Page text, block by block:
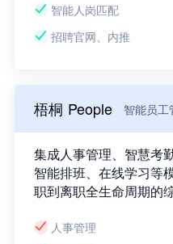
智能人岗匹配
招聘官网、内推
梧桐 People 智能员工
集成人事管理、智慧考
智能排班、在线学习等
职到离职全生命周期的
人事管理